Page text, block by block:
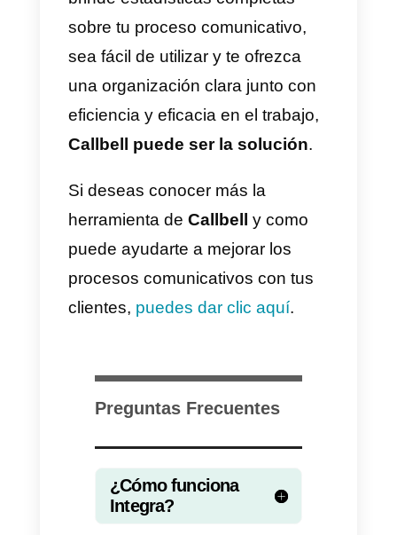
plataforma, el mínimo de
de agentes, entre otros aspectos.
Por esto recomendamos adquirir
este tipo de herramientas
de que es la solución ideal para
tu empresa. Recuerda que
Integra es una herramienta
diseñada para empresas
esta razón que recomendamos
solo para medianas y pequeñas
empresas otro tipo de
herramientas parecidas. Las
cuales son mucho más sencillas